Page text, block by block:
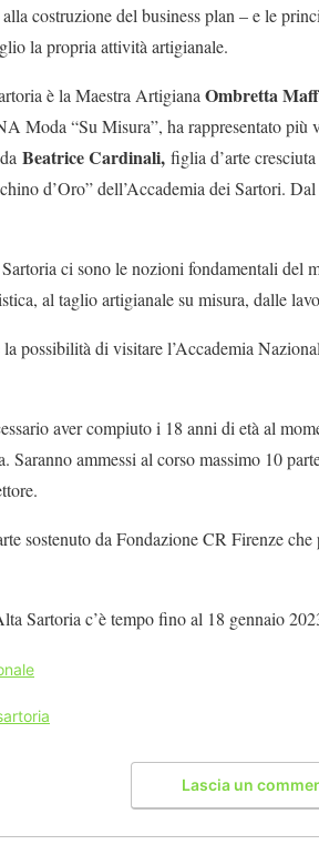
costruzione del business plan – e le
la propria attività artigianale.
è la Maestra Artigiana Ombretta
Moda “Su Misura”, ha rappresentato
Beatrice Cardinali, figlia d’arte
d’Oro” dell’Accademia dei Sartori.
ci sono le nozioni fondamentali del
al taglio artigianale su misura, dalle
possibilità di visitare l’Accademia
aver compiuto i 18 anni di età al
Saranno ammessi al corso massimo 10
sostenuto da Fondazione CR Firenze
Sartoria c’è tempo fino al 18 gennaio
Lascia un